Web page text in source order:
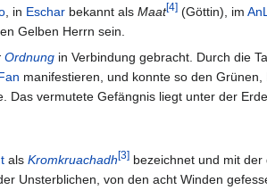
, in Eschar bekannt als Maat[4] (Göttin), im
Gelben Herrn sein.
Ordnung in Verbindung gebracht. Durch die
manifestieren, und konnte so den
Das vermutete Gefängnis liegt unter der Erde
als Kromkruachadh[3] bezeichnet und mit
Unsterblichen, von den acht Winden